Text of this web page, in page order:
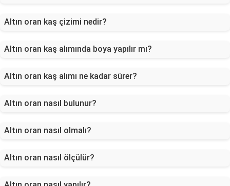
Altın oran kaş çizimi nedir?
Altın oran kaş alımında boya yapılır mı?
Altın oran kaş alımı ne kadar sürer?
Altın oran nasıl bulunur?
Altın oran nasıl olmalı?
Altın oran nasıl ölçülür?